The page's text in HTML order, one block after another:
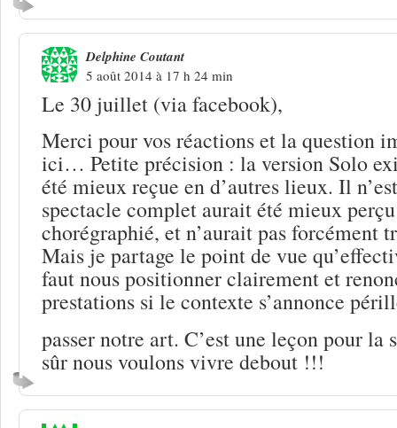
Delphine Coutant
5 août 2014 à 17 h 24 min
Le 30 juillet (via facebook),
Merci pour vos réactions et la question
ici… Petite précision : la version Solo
été mieux reçue en d’autres lieux. Il
spectacle complet aurait été mieux
chorégraphié, et n’aurait pas forcément
Mais je partage le point de vue
faut nous positionner clairement et
prestations si le contexte s’annonce
passer notre art. C’est une leçon pour la
sûr nous voulons vivre debout !!!